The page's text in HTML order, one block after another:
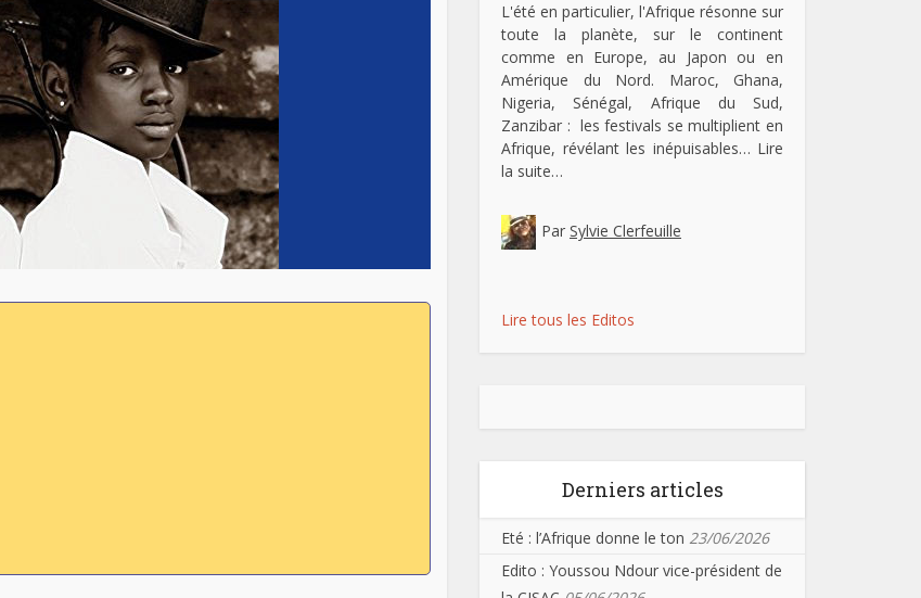
L'été en particulier, l'Afrique résonne sur
toute la planète, sur le continent
comme en Europe, au Japon ou en
Amérique du Nord. Maroc, Ghana,
Nigeria, Sénégal, Afrique du Sud,
Zanzibar : les festivals se multiplient en
Afrique, révélant les inépuisables… Lire
la suite…
Par Sylvie Clerfeuille
Lire tous les Editos
Derniers articles
Eté : l’Afrique donne le ton 23/06/2026
Edito : Youssou Ndour vice-président de